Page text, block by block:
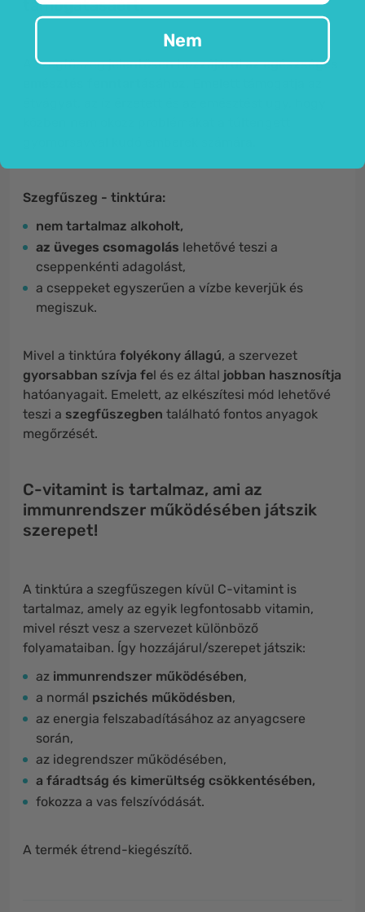
támogatásáért.
A szegfűszegjelentősen hozzájárul az egészséges
Szegfűszeg - tinktúra:
nem tartalmaz alkoholt,
az üveges csomagolás lehetővé teszi a
cseppenkénti adagolást,
a cseppeket egyszerűen a vízbe keverjük és
megiszuk.
Mivel a tinktúra folyékony állagú, a szervezet
gyorsabban szívja fel és ez által jobban hasznosítja
hatóanyagait. Emelett, az elkészítesi mód lehetővé
teszi a szegfűszegben található fontos anyagok
megőrzését.
C-vitamint is tartalmaz, ami az
immunrendszer működésében játszik
szerepet!
A tinktúra a szegfűszegen kívül C-vitamint is
tartalmaz, amely az egyik legfontosabb vitamin,
mivel részt vesz a szervezet különböző
folyamataiban. Így hozzájárul/szerepet játszik:
az immunrendszer működésében,
a normál pszichés működésben,
az energia felszabadításához az anyagcsere
során,
az idegrendszer működésében,
a fáradtság és kimerültség csökkentésében,
fokozza a vas felszívódását.
A termék étrend-kiegészítő.
Nem